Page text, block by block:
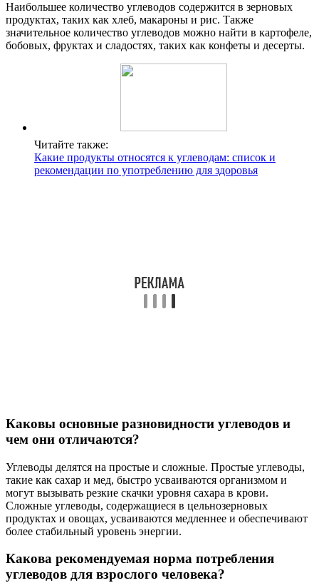
Наибольшее количество углеводов содержится в зерновых
продуктах, таких как хлеб, макароны и рис. Также
значительное количество углеводов можно найти в картофеле,
бобовых, фруктах и сладостях, таких как конфеты и десерты.
Читайте также:
Какие продукты относятся к углеводам: список и
рекомендации по употреблению для здоровья
Каковы основные разновидности углеводов и
чем они отличаются?
Углеводы делятся на простые и сложные. Простые углеводы,
такие как сахар и мед, быстро усваиваются организмом и
могут вызывать резкие скачки уровня сахара в крови.
Сложные углеводы, содержащиеся в цельнозерновых
продуктах и овощах, усваиваются медленнее и обеспечивают
более стабильный уровень энергии.
Какова рекомендуемая норма потребления
углеводов для взрослого человека?